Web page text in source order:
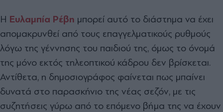
Η Ευλαμπία Ρέβη μπορεί αυτό το διάστημα να έχει
απομακρυνθεί από τους επαγγελματικούς ρυθμούς
λόγω της γέννησης του παιδιού της, όμως το όνομά
της μόνο εκτός τηλεοπτικού κάδρου δεν βρίσκεται.
Αντίθετα, η δημοσιογράφος φαίνεται πως μπαίνει
δυνατά στο παρασκήνιο της νέας σεζόν, με τις
συζητήσεις γύρω από το επόμενο βήμα της να έχουν